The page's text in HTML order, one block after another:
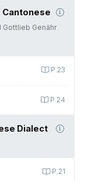
Cantonese
Gottlieb Genähr
P.23
P.24
Dialect
P.21